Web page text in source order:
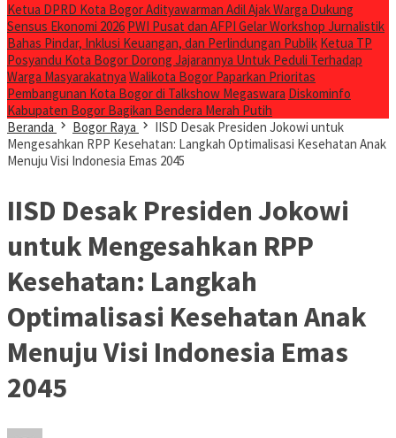
Ketua DPRD Kota Bogor Adityawarman Adil Ajak Warga Dukung
Sensus Ekonomi 2026 PWI Pusat dan AFPI Gelar Workshop Jurnalistik
Bahas Pindar, Inklusi Keuangan, dan Perlindungan Publik Ketua TP
Posyandu Kota Bogor Dorong Jajarannya Untuk Peduli Terhadap
Warga Masyarakatnya Walikota Bogor Paparkan Prioritas
Pembangunan Kota Bogor di Talkshow Megaswara Diskominfo
Kabupaten Bogor Bagikan Bendera Merah Putih
Beranda
Bogor Raya
IISD Desak Presiden Jokowi untuk
Mengesahkan RPP Kesehatan: Langkah Optimalisasi Kesehatan Anak
Menuju Visi Indonesia Emas 2045
IISD Desak Presiden Jokowi
untuk Mengesahkan RPP
Kesehatan: Langkah
Optimalisasi Kesehatan Anak
Menuju Visi Indonesia Emas
2045